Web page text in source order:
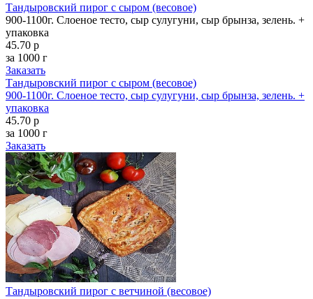
Тандыровский пирог с сыром (весовое)
900-1100г. Слоеное тесто, сыр сулугуни, сыр брынза, зелень. +
упаковка
45.70 р
за 1000 г
Заказать
Тандыровский пирог с сыром (весовое)
900-1100г. Слоеное тесто, сыр сулугуни, сыр брынза, зелень. +
упаковка
45.70 р
за 1000 г
Заказать
Тандыровский пирог с ветчиной (весовое)